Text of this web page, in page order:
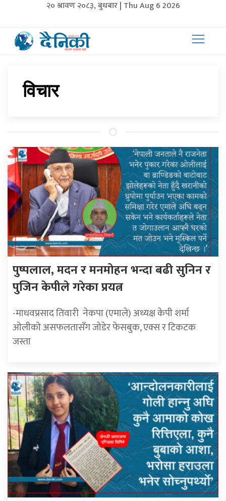
२० श्रावण २०८३, बुधबार | Thu Aug 6 2026
विचार
पुष्पलाल, मदन र मनमोहन भन्दा बढी सुनिन र
पुजिन केपीले गरेका प्रयत्न
-माधवप्रसाद तिवारी नेकपा (एमाले) अध्यक्ष केपी शर्मा
ओलीको असफलतासँग जोडेर फेसबुक, एक्स र टिकटक
जस्ता